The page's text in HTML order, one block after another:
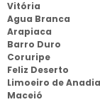
Vitória
Agua Branca
Arapiaca
Barro Duro
Coruripe
Feliz Deserto
Limoeiro de Anadia
Maceió